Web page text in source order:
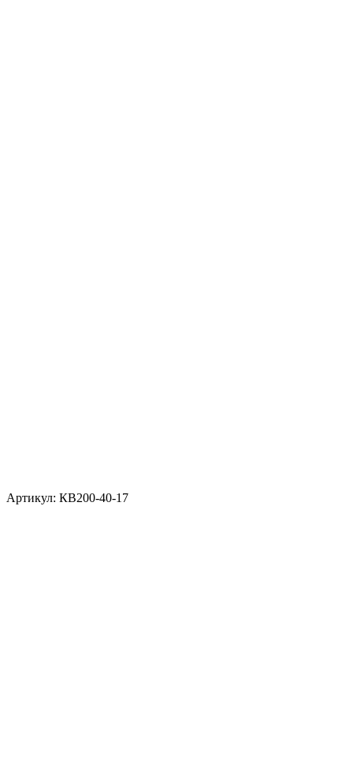
Артикул: КВ200-40-17